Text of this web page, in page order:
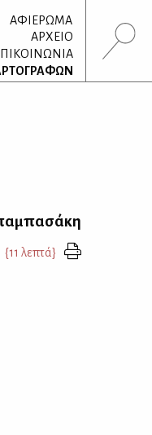
ΑΦΙΕΡΩΜΑ
ΑΡΧΕΙΟ
{11 λεπτά}